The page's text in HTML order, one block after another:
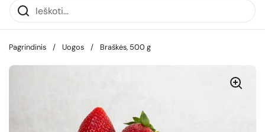
Pagrindinis / Uogos / Braškės, 500 g